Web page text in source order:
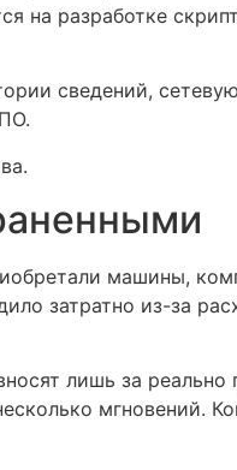
разработке
сведений,
машины,
затратно из-за
лишь за
мгновений.